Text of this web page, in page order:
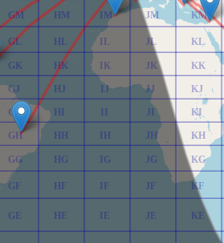
GE
GF
GG
GH
GI
GJ
GK
GL
GM
HE
HF
HG
HJ
HK
HL
HM
IE
IF
IG
IJ
IK
IL
IM
JE
JF
JG
JH
JI
JJ
JK
JL
JM
KE
KF
KG
KH
KI
KJ
KK
KL
KM